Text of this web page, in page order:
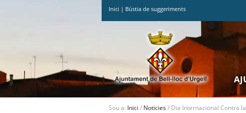
Inici | Bústia de suggeriments
Sou a: Inici / Noticies/ Dia Internacional Contra